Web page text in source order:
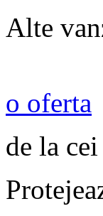
Alte
o oferta
de la